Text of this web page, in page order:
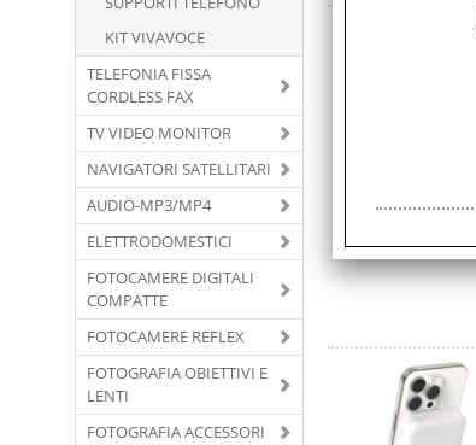
KIT VIVAVOCE
TELEFONIA FISSA
CORDLESS FAX
TV VIDEO MONITOR
NAVIGATORI SATELLITARI
AUDIO-MP3/MP4
ELETTRODOMESTICI
FOTOCAMERE DIGITALI
COMPATTE
FOTOCAMERE REFLEX
FOTOGRAFIA OBIETTIVI E
LENTI
FOTOGRAFIA ACCESSORI